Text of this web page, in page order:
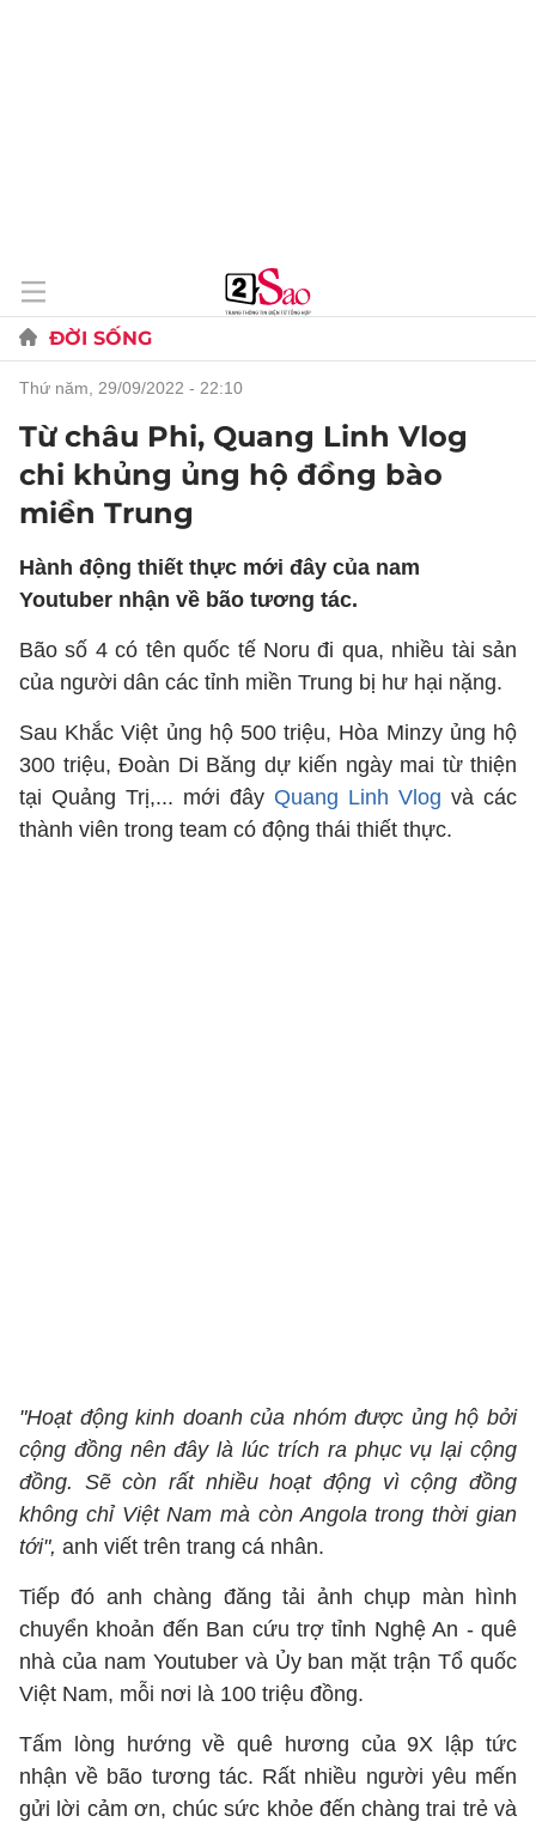
ĐỜI SỐNG
thứ năm, 29/09/2022 - 22:10
Từ châu Phi, Quang Linh Vlog
chi khủng ủng hộ đồng bào
miền Trung
Hành động thiết thực mới đây của nam
Youtuber nhận về bão tương tác.
Bão số 4 có tên quốc tế Noru đi qua, nhiều tài sản
của người dân các tỉnh miền Trung bị hư hại nặng.
Sau Khắc Việt ủng hộ 500 triệu, Hòa Minzy ủng hộ
300 triệu, Đoàn Di Băng dự kiến ngày mai từ thiện
tại Quảng Trị,... mới đây Quang Linh Vlog và các
thành viên trong team có động thái thiết thực.
"Hoạt động kinh doanh của nhóm được ủng hộ bởi
cộng đồng nên đây là lúc trích ra phục vụ lại cộng
đồng. Sẽ còn rất nhiều hoạt động vì cộng đồng
không chỉ Việt Nam mà còn Angola trong thời gian
tới", anh viết trên trang cá nhân.
Tiếp đó anh chàng đăng tải ảnh chụp màn hình
chuyển khoản đến Ban cứu trợ tỉnh Nghệ An - quê
nhà của nam Youtuber và Ủy ban mặt trận Tổ quốc
Việt Nam, mỗi nơi là 100 triệu đồng.
Tấm lòng hướng về quê hương của 9X lập tức
nhận về bão tương tác. Rất nhiều người yêu mến
gửi lời cảm ơn, chúc sức khỏe đến chàng trai trẻ và